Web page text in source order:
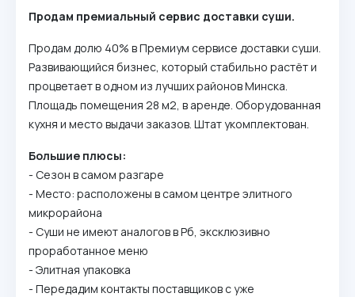
Продам премиальный сервис доставки суши.
Продам долю 40% в Премиум сервисе доставки суши.
Развивающийся бизнес, который стабильно растёт и
процветает в одном из лучших районов Минска.
Площадь помещения 28 м2, в аренде. Оборудованная
кухня и место выдачи заказов. Штат укомплектован.
Большие плюсы:
- Сезон в самом разгаре
- Место: расположены в самом центре элитного
микрорайона
- Суши не имеют аналогов в Рб, эксклюзивно
проработанное меню
- Элитная упаковка
- Передадим контакты поставщиков с уже